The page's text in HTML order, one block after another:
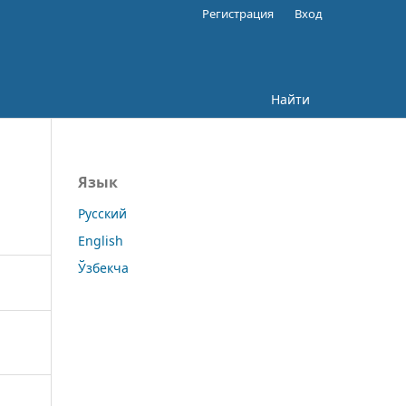
Найти
Регистрация Вход
Язык
Русский
English
Ўзбекча